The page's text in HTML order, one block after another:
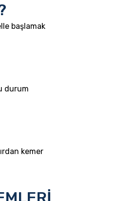
başlamak
durum
kemer